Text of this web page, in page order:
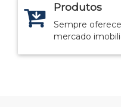
Produtos
Sempre
mercado